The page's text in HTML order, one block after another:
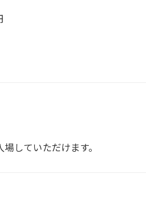
していただけます。